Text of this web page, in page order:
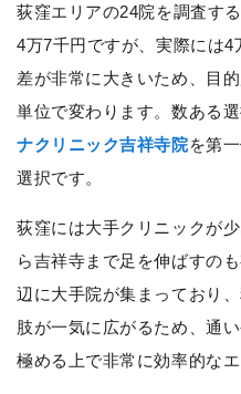
荻窪エリアの24院を調査す
4万7千円ですが、実際には
差が非常に大きいため、目
単位で変わります。数ある
ナクリニック吉祥寺院を第
選択です。
荻窪には大手クリニックが
ら吉祥寺まで足を伸ばすの
辺に大手院が集まっており
肢が一気に広がるため、通
極める上で非常に効率的なエ